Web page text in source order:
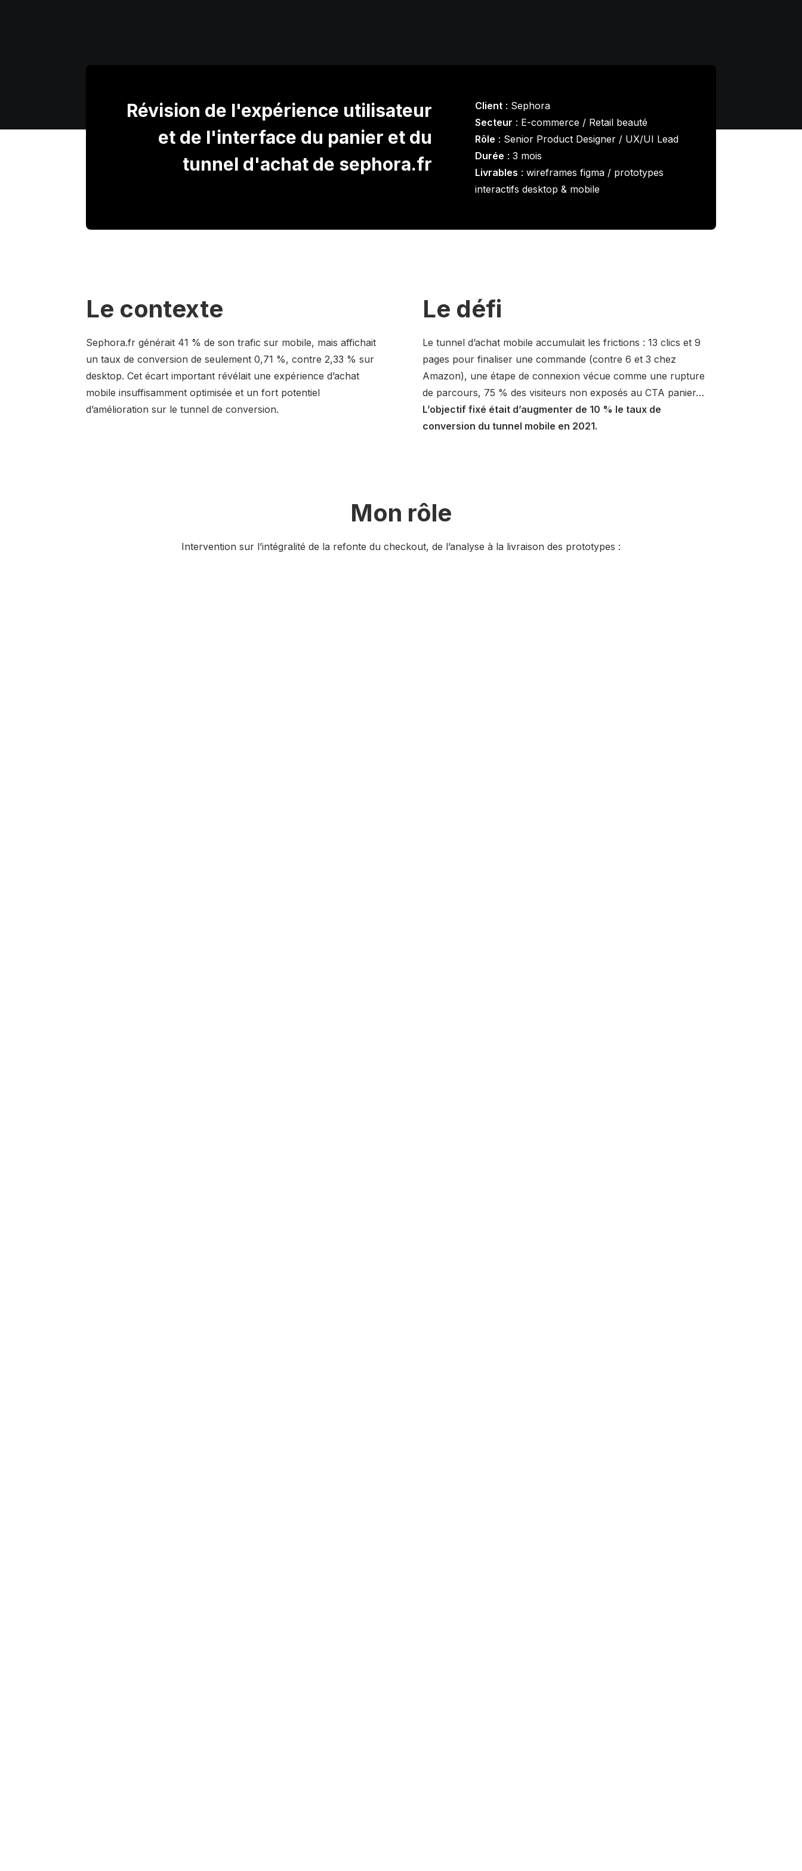
Révision de l'expérience utilisateur
et de l'interface du panier et du
tunnel d'achat de sephora.fr
Client : Sephora
Secteur : E-commerce / Retail beauté
Rôle : Senior Product Designer / UX/UI Lead
Durée : 3 mois
Livrables : wireframes figma / prototypes
interactifs desktop & mobile
Le contexte
Sephora.fr générait 41 % de son trafic sur mobile, mais affichait
un taux de conversion de seulement 0,71 %, contre 2,33 % sur
desktop. Cet écart important révélait une expérience d’achat
mobile insuffisamment optimisée et un fort potentiel
d’amélioration sur le tunnel de conversion.
Le défi
Le tunnel d’achat mobile accumulait les frictions : 13 clics et 9
pages pour finaliser une commande (contre 6 et 3 chez
Amazon), une étape de connexion vécue comme une rupture
de parcours, 75 % des visiteurs non exposés au CTA panier…
L’objectif fixé était d’augmenter de 10 % le taux de
conversion du tunnel mobile en 2021.
Mon rôle
Intervention sur l’intégralité de la refonte du checkout, de l’analyse à la livraison des prototypes :